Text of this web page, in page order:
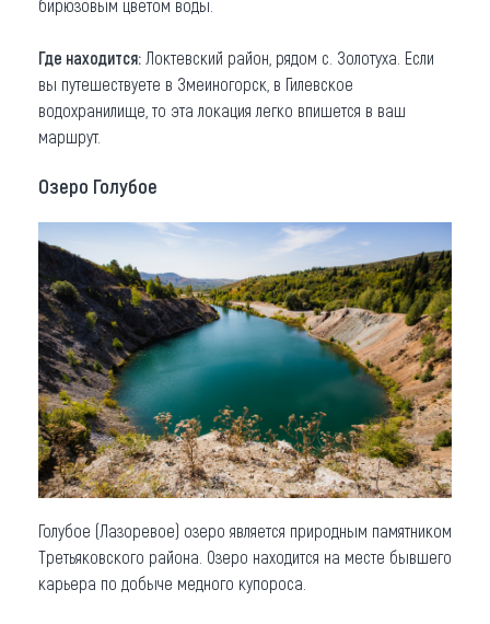
бирюзовым цветом воды.
Где находится: Локтевский район, рядом с. Золотуха. Если
вы путешествуете в Змеиногорск, в Гилевское
водохранилище, то эта локация легко впишется в ваш
маршрут.
Озеро Голубое
Голубое (Лазоревое) озеро является природным памятником
Третьяковского района. Озеро находится на месте бывшего
карьера по добыче медного купороса.